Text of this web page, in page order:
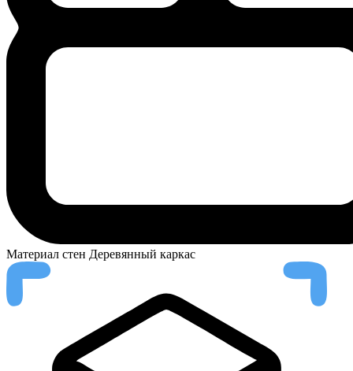
Материал стен Деревянный каркас